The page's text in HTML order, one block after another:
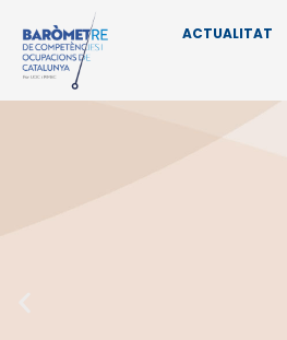
ACTUALITAT